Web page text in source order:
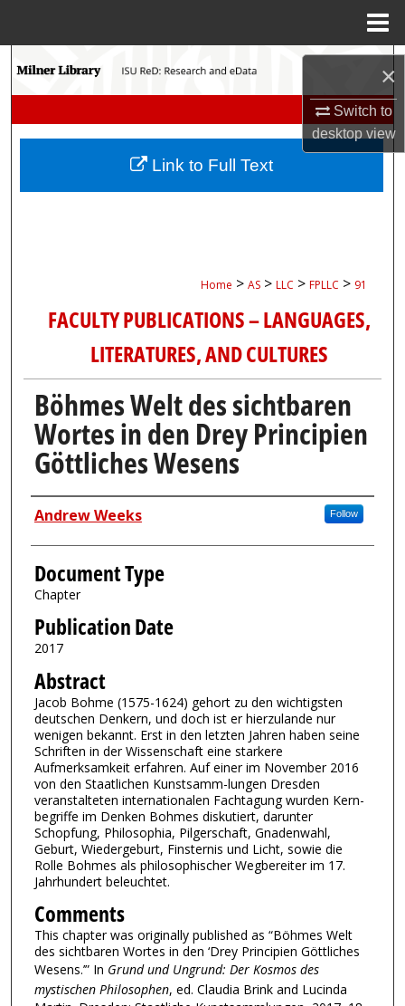
×
Switch to
desktopview
Search
My Account
Home > AS > LLC > FPLLC > 91
FACULTY PUBLICATIONS – LANGUAGES,
LITERATURES, AND CULTURES
Böhmes Welt des sichtbaren
Wortes in den Drey Principien
Göttliches Wesens
Authors
Andrew Weeks Follow
Document Type
Chapter
Publication Date
2017
Abstract
Jacob Bohme (1575-1624) gehort zu den wichtigsten
deutschen Denkern, und doch ist er hierzulande nur
wenigen bekannt. Erst in den letzten Jahren haben seine
Schriften in der Wissenschaft eine starkere
Aufmerksamkeit erfahren. Auf einer im November 2016
von den Staatlichen Kunstsamm-lungen Dresden
veranstalteten internationalen Fachtagung wurden Kern-
begriffe im Denken Bohmes diskutiert, darunter
Schopfung, Philosophia, Pilgerschaft, Gnadenwahl,
Geburt, Wiedergeburt, Finsternis und Licht, sowie die
Rolle Bohmes als philosophischer Wegbereiter im 17.
Jahrhundert beleuchtet.
Comments
This chapter was originally published as “Böhmes Welt
des sichtbaren Wortes in den ‘Drey Principien Göttliches
Wesens.’” In Grund und Ungrund: Der Kosmos des
mystischen Philosophen, ed. Claudia Brink and Lucinda
Link to Full Text